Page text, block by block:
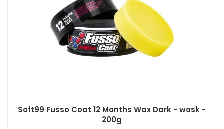
Soft99 Fusso Coat 12 Months Wax Dark - wosk -
200g